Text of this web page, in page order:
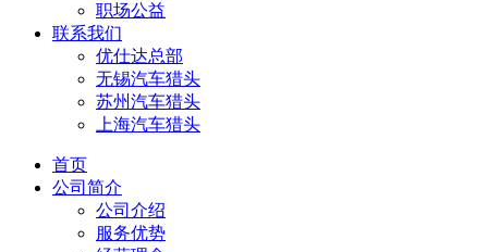
职场公益
联系我们
优仕达总部
无锡汽车猎头
苏州汽车猎头
上海汽车猎头
首页
公司简介
公司介绍
服务优势